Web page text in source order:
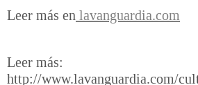
Leer más en lavanguardia.com
Leer más:
http://www.lavanguardia.com/